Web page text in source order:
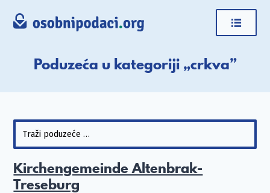
Poduzeća u kategoriji „crkva”
Kirchengemeinde Altenbrak-
Treseburg